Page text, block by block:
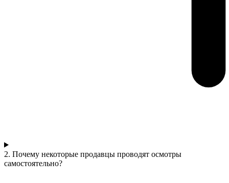
2. Почему некоторые продавцы проводят осмотры
самостоятельно?